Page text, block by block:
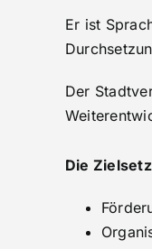
Er ist
Der
Die